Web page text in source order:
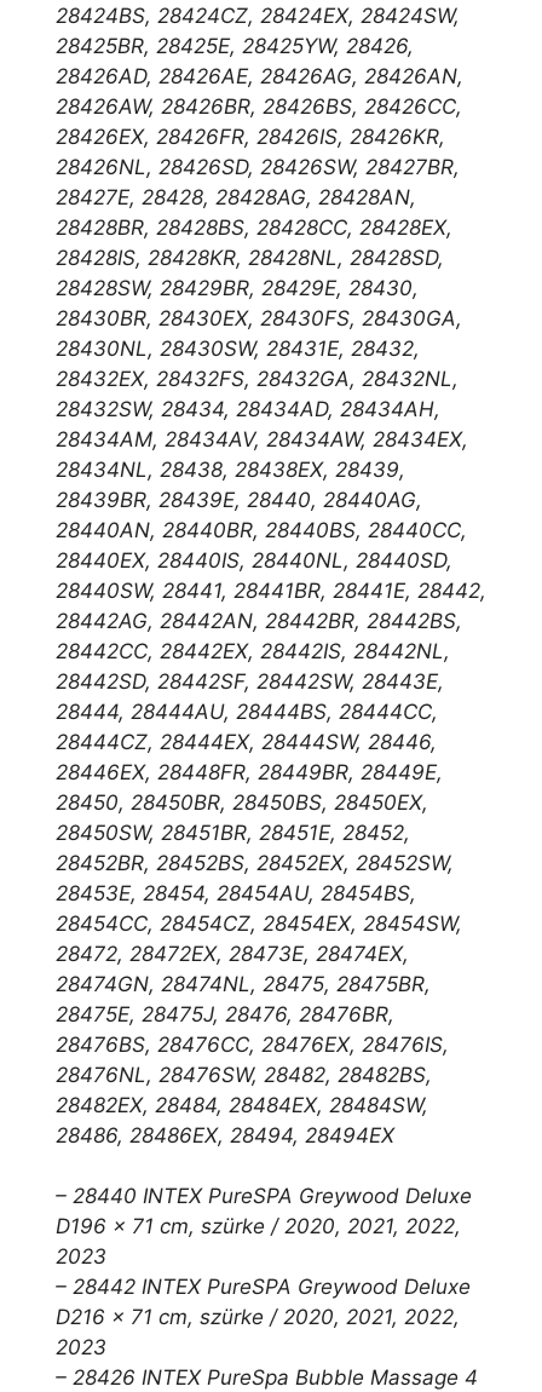
28424BS, 28424CZ, 28424EX, 28424SW,
28425BR, 28425E, 28425YW, 28426,
28426AD, 28426AE, 28426AG, 28426AN,
28426AW, 28426BR, 28426BS, 28426CC,
28426EX, 28426FR, 28426IS, 28426KR,
28426NL, 28426SD, 28426SW, 28427BR,
28427E, 28428, 28428AG, 28428AN,
28428BR, 28428BS, 28428CC, 28428EX,
28428IS, 28428KR, 28428NL, 28428SD,
28428SW, 28429BR, 28429E, 28430,
28430BR, 28430EX, 28430FS, 28430GA,
28430NL, 28430SW, 28431E, 28432,
28432EX, 28432FS, 28432GA, 28432NL,
28432SW, 28434, 28434AD, 28434AH,
28434AM, 28434AV, 28434AW, 28434EX,
28434NL, 28438, 28438EX, 28439,
28439BR, 28439E, 28440, 28440AG,
28440AN, 28440BR, 28440BS, 28440CC,
28440EX, 28440IS, 28440NL, 28440SD,
28440SW, 28441, 28441BR, 28441E, 28442,
28442AG, 28442AN, 28442BR, 28442BS,
28442CC, 28442EX, 28442IS, 28442NL,
28442SD, 28442SF, 28442SW, 28443E,
28444, 28444AU, 28444BS, 28444CC,
28444CZ, 28444EX, 28444SW, 28446,
28446EX, 28448FR, 28449BR, 28449E,
28450, 28450BR, 28450BS, 28450EX,
28450SW, 28451BR, 28451E, 28452,
28452BR, 28452BS, 28452EX, 28452SW,
28453E, 28454, 28454AU, 28454BS,
28454CC, 28454CZ, 28454EX, 28454SW,
28472, 28472EX, 28473E, 28474EX,
28474GN, 28474NL, 28475, 28475BR,
28475E, 28475J, 28476, 28476BR,
28476BS, 28476CC, 28476EX, 28476IS,
28476NL, 28476SW, 28482, 28482BS,
28482EX, 28484, 28484EX, 28484SW,
28486, 28486EX, 28494, 28494EX
– 28440 INTEX PureSPA Greywood Deluxe
D196 x 71 cm, szürke / 2020, 2021, 2022,
2023
– 28442 INTEX PureSPA Greywood Deluxe
D216 x 71 cm, szürke / 2020, 2021, 2022,
2023
– 28426 INTEX PureSpa Bubble Massage 4